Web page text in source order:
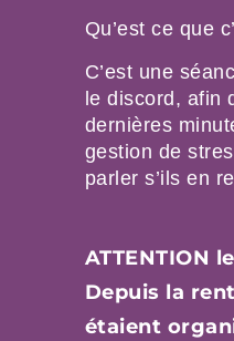
Qu’est ce que
C’est une
le discord, afin
dernières
gestion de
parler s’ils en
ATTENTION
Depuis la
étaient